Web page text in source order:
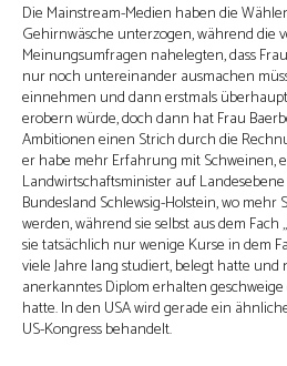
Die Mainstream-Medien haben die
Gehirnwäsche unterzogen, während die
Meinungsumfragen nahelegten, dass
nur noch untereinander ausmachen
einnehmen und dann erstmals
erobern würde, doch dann hat Frau
Ambitionen einen Strich durch die
er habe mehr Erfahrung mit Schweinen,
Landwirtschaftsminister auf
Bundesland Schlewsig-Holstein, wo mehr
werden, während sie selbst aus dem
sie tatsächlich nur wenige Kurse in dem
viele Jahre lang studiert, belegt hatte
anerkanntes Diplom erhalten
hatte. In den USA wird gerade ein
US-Kongress behandelt.